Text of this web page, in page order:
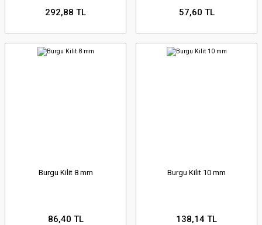
292,88 TL 57,60 TL
Burgu Kilit 8 mm
86,40 TL
Burgu Kilit 10 mm
138,14 TL